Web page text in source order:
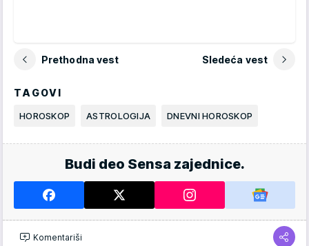
Prethodna vest Sledeća vest
TAGOVI
HOROSKOP ASTROLOGIJA DNEVNI HOROSKOP
Budi deo Sensa zajednice.
Komentariši